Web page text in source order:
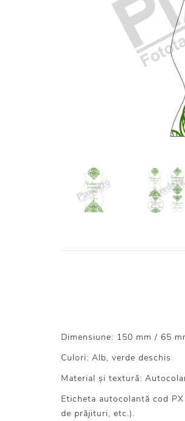
Dimensiune: 150 mm / 65
Culori: Alb, verde deschis
Material și textură:
Eticheta autocolantă cod
de prăjituri, etc.).